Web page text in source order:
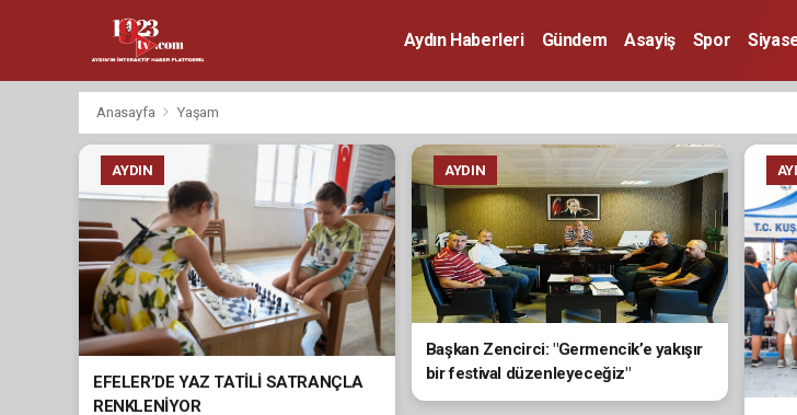
Aydın Haberleri Gündem Asayiş Spor
Anasayfa Yaşam
AYDIN
EFELER’DE YAZ TATİLİ SATRANÇLA
RENKLENİYOR
AYDIN
Başkan Zencirci: "Germencik’e yakışır
bir festival düzenleyeceğiz"